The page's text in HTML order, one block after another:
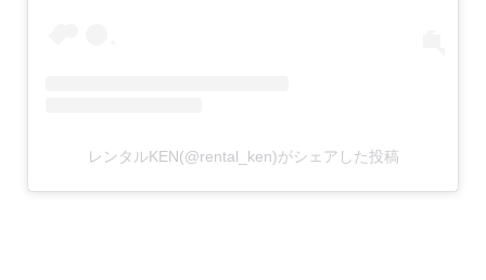
レンタルKEN(@rental_ken)がシェアした投稿